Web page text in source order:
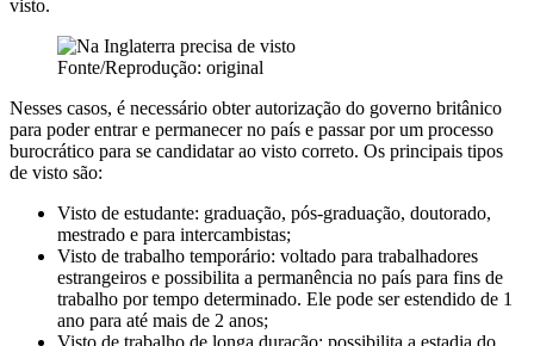
visto.
Fonte/Reprodução: original
Nesses casos, é necessário obter autorização do governo britânico
para poder entrar e permanecer no país e passar por um processo
burocrático para se candidatar ao visto correto. Os principais tipos
de visto são:
Visto de estudante: graduação, pós-graduação, doutorado,
mestrado e para intercambistas;
Visto de trabalho temporário: voltado para trabalhadores
estrangeiros e possibilita a permanência no país para fins de
trabalho por tempo determinado. Ele pode ser estendido de 1
ano para até mais de 2 anos;
Visto de trabalho de longa duração: possibilita a estadia do